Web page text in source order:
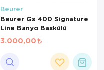
Beurer
Beurer Gs 400 Signature
Line Banyo Baskülü
3.000,00